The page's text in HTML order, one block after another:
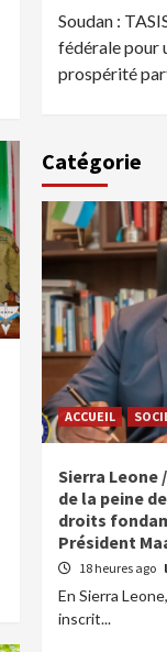
Soudan :
fédérale pour
prospérité
Catégorie
ACCUEIL
Sierra Leone
de la peine
droits
Président
18 heures ago
En Sierra
inscrit...